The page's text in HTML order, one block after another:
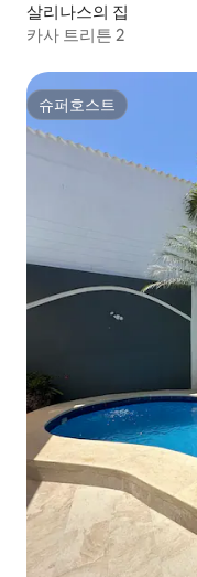
살리나스의 집
카사 트리튼 2
슈퍼호스트
슈퍼호스트